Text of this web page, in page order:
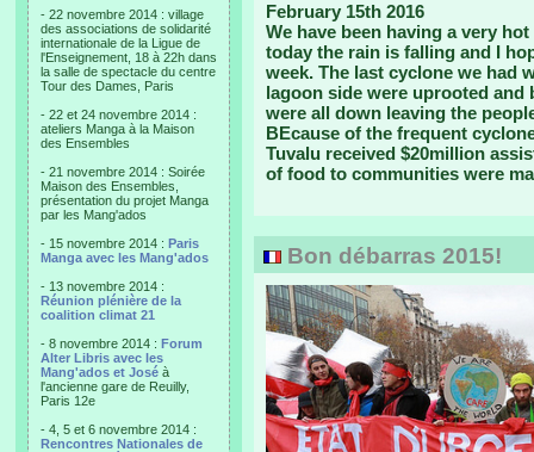
- 22 novembre 2014 : village
des associations de solidarité
internationale de la Ligue de
l'Enseignement, 18 à 22h dans
la salle de spectacle du centre
Tour des Dames, Paris
- 22 et 24 novembre 2014 :
ateliers Manga à la Maison
des Ensembles
- 21 novembre 2014 : Soirée
Maison des Ensembles,
présentation du projet Manga
par les Mang'ados
- 15 novembre 2014 : Paris
Manga avec les Mang'ados
- 13 novembre 2014 :
Réunion plénière de la
coalition climat 21
- 8 novembre 2014 : Forum
Alter Libris avec les
Mang'ados et José à
l'ancienne gare de Reuilly,
Paris 12e
- 4, 5 et 6 novembre 2014 :
Rencontres Nationales de
February 15th 2016
We have been having a very
today the rain is falling and I
week. The last cyclone we had
lagoon side were uprooted
were all down leaving the
BEcause of the frequent
Tuvalu received $20million
of food to communities were
Bon débarras 2015!